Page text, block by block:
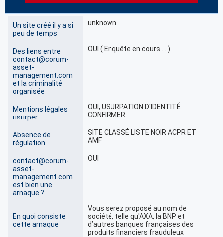
Un site créé il y a si
peu de temps
unknown
Des liens entre
contact@corum-
asset-
management.com
et la criminalité
organisée
OUI ( Enquête en cours … )
Mentions légales
usurper
OUI, USURPATION D'IDENTITÉ
CONFIRMER
Absence de
régulation
SITE CLASSÉ LISTE NOIR ACPR ET
AMF
contact@corum-
asset-
management.com
est bien une
arnaque ?
OUI
En quoi consiste
cette arnaque
Vous serez proposé au nom de
société, telle qu'AXA, la BNP et
d’autres banques françaises des
produits financiers frauduleux